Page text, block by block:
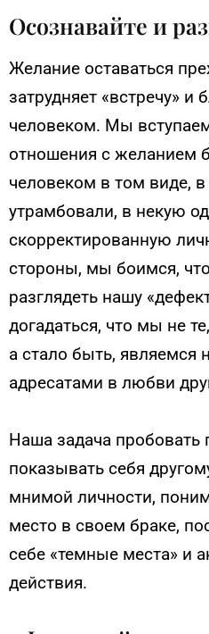
Осознавайте и
Желание оставаться
затрудняет «встречу» и
человеком. Мы
отношения с желанием
человеком в том виде,
утрамбовали, в некую
скорректированную
стороны, мы боимся,
разглядеть нашу
догадаться, что мы не
а стало быть, являемся
адресатами в любви
Наша задача пробовать
показывать себя
мнимой личности,
место в своем браке,
себе «темные места» и
действия.